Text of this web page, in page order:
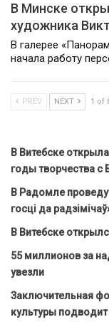
В Минске
художника
В галерее
начала работу
PREV NEXT 1 of
В Витебске
годы творчества с
В Радомле
госці да
В Витебске
55 миллионов за
увезли
Заключительная
культуры подводит